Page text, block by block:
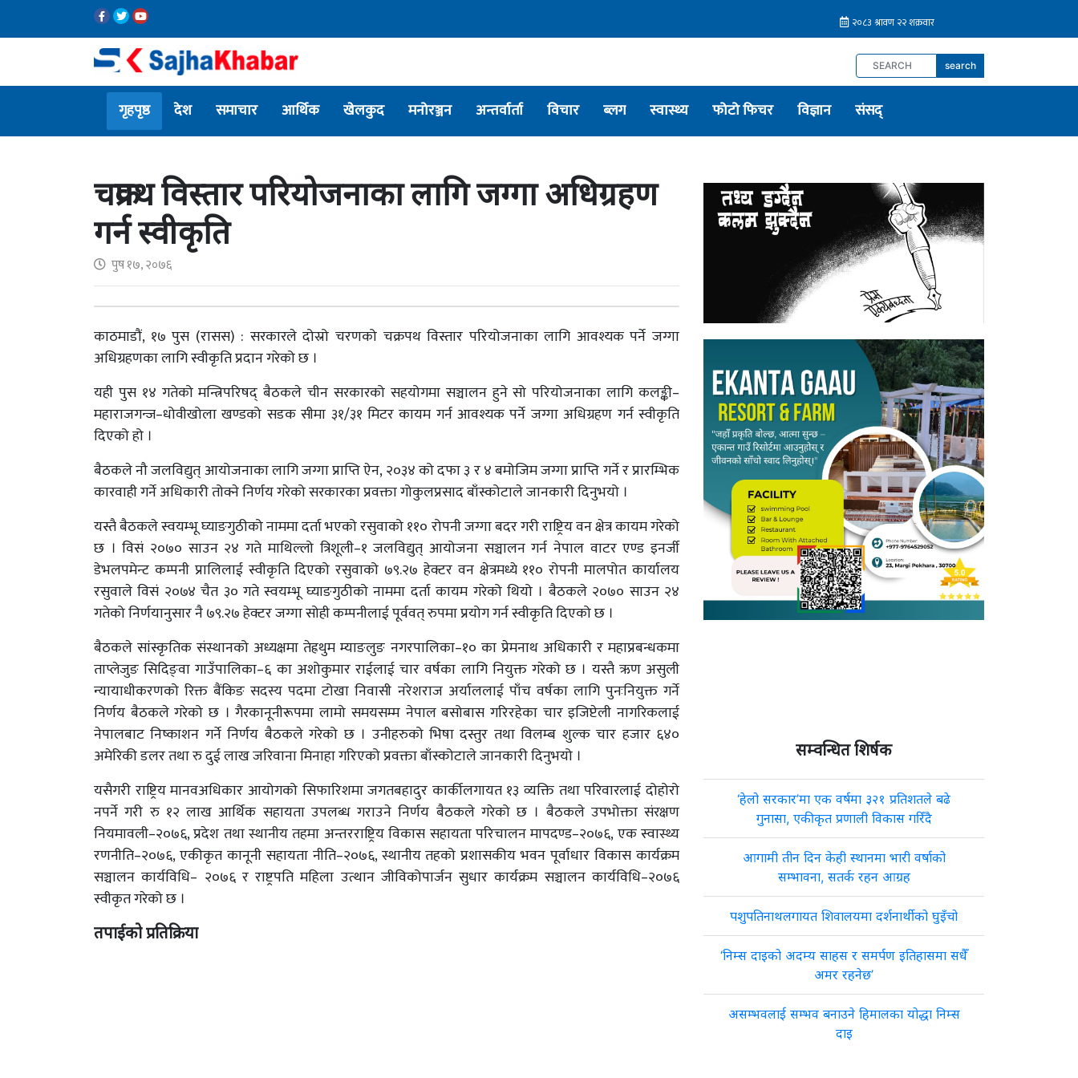
search
गृहपृष्ठ देश समाचार आर्थिक खेलकुद मनोरञ्जन अन्तर्वार्ता विचार ब्लग स्वास्थ्य फोटो फिचर विज्ञान संसद्
चक्रपथ विस्तार परियोजनाका लागि जग्गा अधिग्रहण
गर्न स्वीकृति
पुष १७, २०७६
काठमाडौं, १७ पुस (रासस) : सरकारले दोस्रो चरणको चक्रपथ विस्तार परियोजनाका लागि आवश्यक पर्ने जग्गा
अधिग्रहणका लागि स्वीकृति प्रदान गरेको छ ।
यही पुस १४ गतेको मन्त्रिपरिषद् बैठकले चीन सरकारको सहयोगमा सञ्चालन हुने सो परियोजनाका लागि कलङ्की–
महाराजगन्ज–धोवीखोला खण्डको सडक सीमा ३१/३१ मिटर कायम गर्न आवश्यक पर्ने जग्गा अधिग्रहण गर्न स्वीकृति
दिएको हो ।
बैठकले नौ जलविद्युत् आयोजनाका लागि जग्गा प्राप्ति ऐन, २०३४ को दफा ३ र ४ बमोजिम जग्गा प्राप्ति गर्ने र प्रारम्भिक
कारवाही गर्ने अधिकारी तोक्ने निर्णय गरेको सरकारका प्रवक्ता गोकुलप्रसाद बाँस्कोटाले जानकारी दिनुभयो ।
यस्तै बैठकले स्वयम्भू घ्याङगुठीको नाममा दर्ता भएको रसुवाको ११० रोपनी जग्गा बदर गरी राष्ट्रिय वन क्षेत्र कायम गरेको
छ । विसं २०७० साउन २४ गते माथिल्लो त्रिशूली–१ जलविद्युत् आयोजना सञ्चालन गर्न नेपाल वाटर एण्ड इनर्जी
डेभलपमेन्ट कम्पनी प्रालिलाई स्वीकृति दिएको रसुवाको ७९.२७ हेक्टर वन क्षेत्रमध्ये ११० रोपनी मालपोत कार्यालय
रसुवाले विसं २०७४ चैत ३० गते स्वयम्भू घ्याङगुठीको नाममा दर्ता कायम गरेको थियो । बैठकले २०७० साउन २४
गतेको निर्णयानुसार नै ७९.२७ हेक्टर जग्गा सोही कम्पनीलाई पूर्ववत् रुपमा प्रयोग गर्न स्वीकृति दिएको छ ।
बैठकले सांस्कृतिक संस्थानको अध्यक्षमा तेह्रथुम म्याङलुङ नगरपालिका–१० का प्रेमनाथ अधिकारी र महाप्रबन्धकमा
ताप्लेजुङ सिदिङ्वा गाउँपालिका–६ का अशोकुमार राईलाई चार वर्षका लागि नियुक्त गरेको छ । यस्तै ऋण असुली
न्यायाधीकरणको रिक्त बैंकिङ सदस्य पदमा टोखा निवासी नरेशराज अर्याललाई पाँच वर्षका लागि पुनःनियुक्त गर्ने
निर्णय बैठकले गरेको छ । गैरकानूनीरूपमा लामो समयसम्म नेपाल बसोबास गरिरहेका चार इजिप्टेली नागरिकलाई
नेपालबाट निष्काशन गर्ने निर्णय बैठकले गरेको छ । उनीहरुको भिषा दस्तुर तथा विलम्ब शुल्क चार हजार ६४०
अमेरिकी डलर तथा रु दुई लाख जरिवाना मिनाहा गरिएको प्रवक्ता बाँस्कोटाले जानकारी दिनुभयो ।
यसैगरी राष्ट्रिय मानवअधिकार आयोगको सिफारिशमा जगतबहादुर कार्कीलगायत १३ व्यक्ति तथा परिवारलाई दोहोरो
नपर्ने गरी रु १२ लाख आर्थिक सहायता उपलब्ध गराउने निर्णय बैठकले गरेको छ । बैठकले उपभोक्ता संरक्षण
नियमावली–२०७६, प्रदेश तथा स्थानीय तहमा अन्तरराष्ट्रिय विकास सहायता परिचालन मापदण्ड–२०७६, एक स्वास्थ्य
रणनीति–२०७६, एकीकृत कानूनी सहायता नीति–२०७६, स्थानीय तहको प्रशासकीय भवन पूर्वाधार विकास कार्यक्रम
सञ्चालन कार्यविधि– २०७६ र राष्ट्रपति महिला उत्थान जीविकोपार्जन सुधार कार्यक्रम सञ्चालन कार्यविधि–२०७६
स्वीकृत गरेको छ ।
तपाईको प्रतिक्रिया
सम्वन्धित शिर्षक
‘हेलो सरकार’मा एक वर्षमा ३२१ प्रतिशतले बढे
गुनासा, एकीकृत प्रणाली विकास गरिँदै
आगामी तीन दिन केही स्थानमा भारी वर्षाको
सम्भावना, सतर्क रहन आग्रह
पशुपतिनाथलगायत शिवालयमा दर्शनार्थीको घुइँचो
‘निम्स दाइको अदम्य साहस र समर्पण इतिहासमा सधैँ
अमर रहनेछ’
असम्भवलाई सम्भव बनाउने हिमालका योद्धा निम्स
दाइ